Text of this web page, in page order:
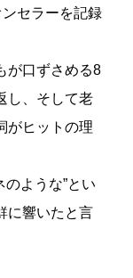
ンセラーを記録
が口ずさめる8
し、そして老
がヒットの理
ような”とい
に響いたと言